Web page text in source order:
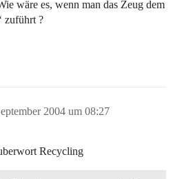
wäre es, wenn man das Zeug dem
zuführt ?
2004 um 08:27
Recycling